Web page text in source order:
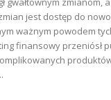
jest dostęp do
ważnym powodem
finansowy przeniósł